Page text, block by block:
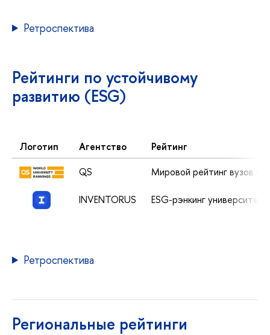
Ретроспектива
Рейтинги по устойчивому
развитию (ESG)
Логотип Агентство
Рейтинг
QS
Мировой рейтинг вузов
INVENTORUS ESG-рэнкинг
Ретроспектива
Региональные рейтинги